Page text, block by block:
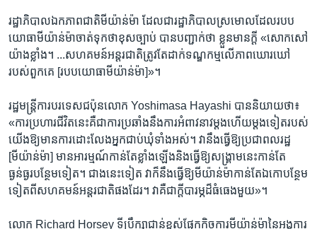
រដ្ឋាភិបាល​ឯកភាព​ជាតិ​មីយ៉ាន់ម៉ា ដែល​ជា​រដ្ឋាភិបាល​ស្រមោល​ដែល​របប​
យោធា​មីយ៉ាន់ម៉ា​ចាត់ទុក​ថា​ខុស​ច្បាប់ បាន​បញ្ជាក់​ថា ខ្លួន​មាន​ក្ដី «សោកសៅ​
យ៉ាង​ខ្លាំង។ ...សហគមន៍​អន្តរជាតិ​ត្រូវតែ​ដាក់​ទណ្ឌកម្ម​លើ​ភាព​ឃោរឃៅ​
របស់​ពួកគេ [របប​យោធា​មីយ៉ាន់ម៉ា]»។
រដ្ឋមន្ត្រី​ការបរទេស​ជប៉ុន​លោក Yoshimasa Hayashi បាន​និយាយ​ថា៖
«ការ​ប្រហារ​ជីវិត​នេះ​គឺ​ជា​ការ​ប្រឆាំង​នឹង​ការ​អំពាវនាវ​ម្ដង​ហើយ​ម្ដង​ទៀត​របស់​
យើង​ឱ្យ​មាន​ការ​ដោះលែង​អ្នក​ជាប់​ឃុំ​ទាំង​អស់។ វា​នឹង​ធ្វើ​ឱ្យ​ប្រជាពលរដ្ឋ
[មីយ៉ាន់ម៉ា] មាន​អារម្មណ៍​កាន់តែ​ខ្លាំង​ឡើង​និង​ធ្វើ​ឱ្យ​សង្គ្រាម​នេះ​កាន់តែ​
ធ្ងន់ធ្ងរ​បន្ថែម​ទៀត។ ជាង​នេះ​ទៀត វា​ក៏​នឹង​ធ្វើ​ឱ្យ​មីយ៉ាន់ម៉ា​កាន់តែ​ឯកោ​បន្ថែម​
ទៀត​ពី​សហគមន៍​អន្តរជាតិ​ផង​ដែរ។ វា​គឺ​ជា​ក្ដី​បារម្ភ​ដ៏​ធំធេង​មួយ»។
លោក Richard Horsey ទីប្រឹក្សា​ជាន់​ខ្ពស់​ផ្នែក​កិច្ចការ​មីយ៉ាន់ម៉ា​នៃ​អង្គការ